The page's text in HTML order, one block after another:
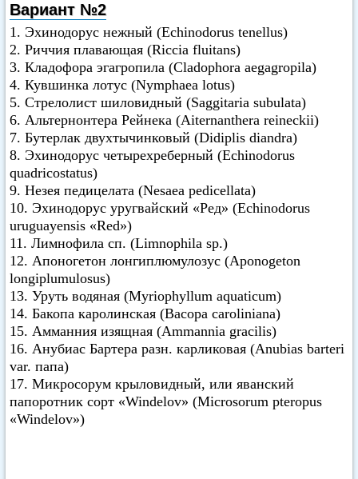
Вариант №2
1. Эхинодорус нежный (Echinodorus tenellus)
2. Риччия плавающая (Riccia fluitans)
3. Кладофора эгагропила (Cladophora aegagropila)
4. Кувшинка лотус (Nymphaea lotus)
5. Стрелолист шиловидный (Saggitaria subulata)
6. Альтернонтера Рейнека (Aiternanthera reineckii)
7. Бутерлак двухтычинковый (Didiplis diandra)
8. Эхинодорус четырехреберный (Echinodorus
quadricostatus)
9. Незея педицелата (Nesaea pedicellata)
10. Эхинодорус уругвайский «Ред» (Echinodorus
uruguayensis «Red»)
11. Лимнофила сп. (Limnophila sp.)
12. Апоногетон лонгиплюмулозус (Aponogeton
longiplumulosus)
13. Уруть водяная (Myriophyllum aquaticum)
14. Бакопа каролинская (Васора caroliniana)
15. Амманния изящная (Ammannia gracilis)
16. Анубиас Бартера разн. карликовая (Anubias barteri
var. папа)
17. Микросорум крыловидный, или яванский
папоротник сорт «Windelov» (Microsorum pteropus
«Windelov»)